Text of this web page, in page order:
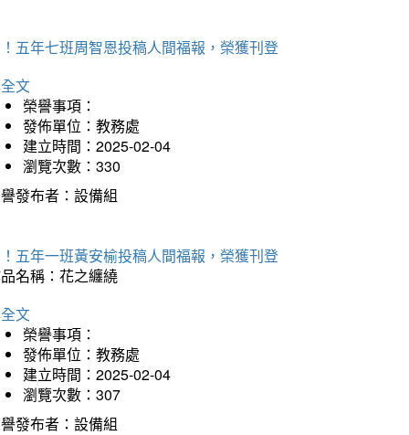
五年七班周智恩投稿人間福報，榮獲刊登
文
榮譽事項：
發佈單位：教務處
建立時間：2025-02-04
瀏覽次數：330
發布者：設備組
五年一班黃安榆投稿人間福報，榮獲刊登
名稱：花之纏繞
文
榮譽事項：
發佈單位：教務處
建立時間：2025-02-04
瀏覽次數：307
發布者：設備組